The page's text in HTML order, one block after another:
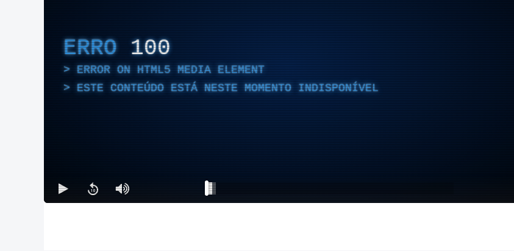
ERRO 100
ERROR ON HTML5 MEDIA ELEMENT
ESTE CONTEÚDO ESTÁ NESTE MOMENTO INDISPONÍVEL